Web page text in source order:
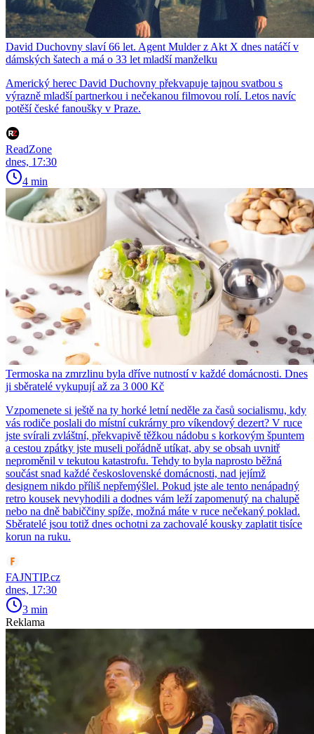
David Duchovny slaví 66 let. Agent Mulder z Akt X dnes natáčí v
dámských šatech a má o 33 let mladší manželku
Americký herec David Duchovny překvapuje tajnou svatbou s
výrazně mladší partnerkou i nečekanou filmovou rolí. Letos navíc
potěší české fanoušky v Praze.
ReadZone
dnes, 17:30
4 min
Termoska na zmrzlinu byla dříve nutností v každé domácnosti. Dnes
ji sběratelé vykupují až za 3 000 Kč
Vzpomenete si ještě na ty horké letní neděle za časů socialismu, kdy
vás rodiče poslali do místní cukrárny pro víkendový dezert? V ruce
jste svírali zvláštní, překvapivě těžkou nádobu s korkovým špuntem
a cestou zpátky jste museli pořádně utíkat, aby se obsah uvnitř
neproměnil v tekutou katastrofu. Tehdy to byla naprosto běžná
součást snad každé československé domácnosti, nad jejímž
designem nikdo příliš nepřemýšlel. Pokud jste ale tento nenápadný
retro kousek nevyhodili a dodnes vám leží zapomenutý na chalupě
nebo na dně babiččiny spíže, možná máte v ruce nečekaný poklad.
Sběratelé jsou totiž dnes ochotni za zachovalé kousky zaplatit tisíce
korun na ruku.
FAJNTIP.cz
dnes, 17:30
3 min
Reklama